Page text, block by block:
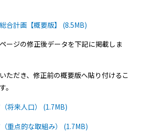
合計画【概要版】 (8.5MB)
ージの修正後データを下記に掲載しま
ただき、修正前の概要版へ貼り付けるこ
。
将来人口） (1.7MB)
重点的な取組み） (1.7MB)